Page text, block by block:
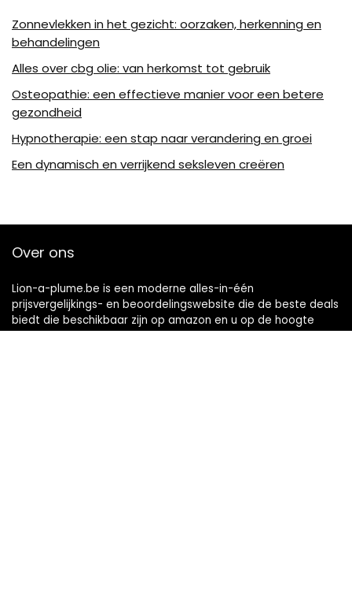
Zonnevlekken in het gezicht: oorzaken, herkenning en
behandelingen
Alles over cbg olie: van herkomst tot gebruik
Osteopathie: een effectieve manier voor een betere
gezondheid
Hypnotherapie: een stap naar verandering en groei
Een dynamisch en verrijkend seksleven creëren
Over ons
Lion-a-plume.be is een moderne alles-in-één
prijsvergelijkings- en beoordelingswebsite die de beste deals
biedt die beschikbaar zijn op amazon en u op de hoogte
houdt via de laatst toegevoegde blogs. Alle afbeeldingen